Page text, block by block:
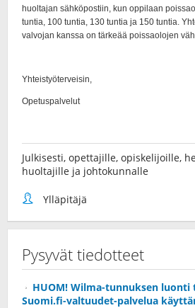
Julkisesti, opettajille, opiskelijoille,
huoltajille ja johtokunnalle
Ylläpitäjä
Pysyvät tiedotteet
HUOM! Wilma-tunnuksen luonti
Suomi.fi-valtuudet-palvelua